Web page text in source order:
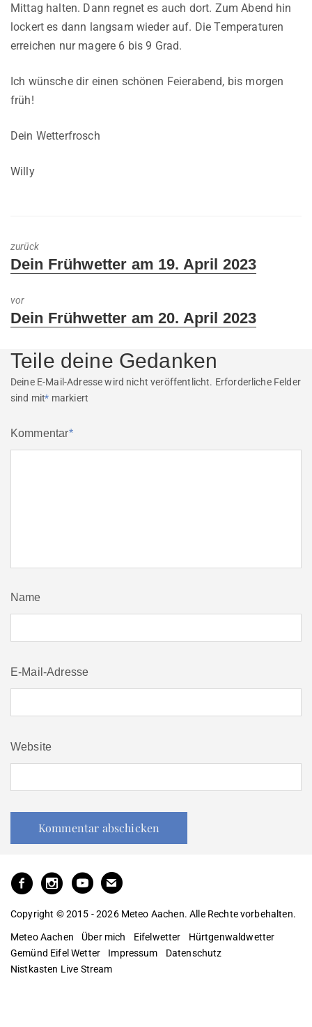
Mittag halten. Dann regnet es auch dort. Zum Abend hin
lockert es dann langsam wieder auf. Die Temperaturen
erreichen nur magere 6 bis 9 Grad.
Ich wünsche dir einen schönen Feierabend, bis morgen
früh!
Dein Wetterfrosch
Willy
zurück
Previous
Dein Frühwetter am 19. April 2023
vor
Next
Dein Frühwetter am 20. April 2023
Teile deine Gedanken
Deine E-Mail-Adresse wird nicht veröffentlicht. Erforderliche Felder
sind mit* markiert
Kommentar*
Name
E-Mail-Adresse
Website
Copyright © 2015 - 2026 Meteo Aachen. Alle Rechte vorbehalten.
Meteo Aachen Über mich Eifelwetter
Hürtgenwaldwetter
Gemünd Eifel Wetter
Impressum
Datenschutz
Nistkasten Live Stream